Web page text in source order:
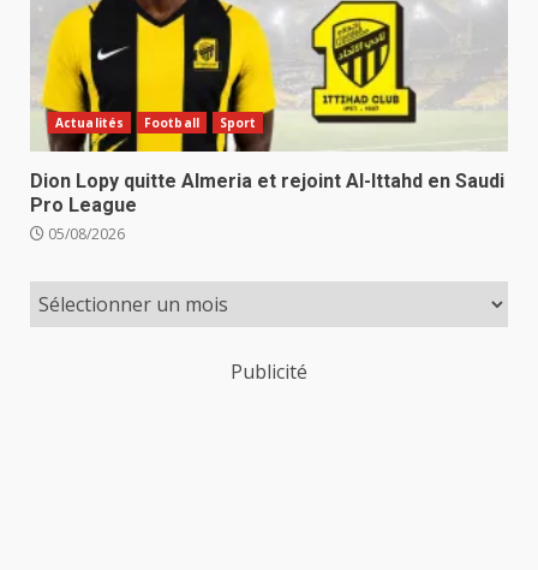
Actualités Football Sport
Dion Lopy quitte Almeria et rejoint Al-Ittahd en Saudi
Pro League
05/08/2026
Publicité